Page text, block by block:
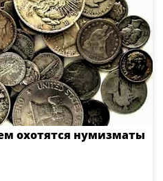
охотятся нумизматы